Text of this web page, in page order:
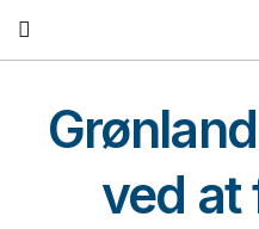
ved at